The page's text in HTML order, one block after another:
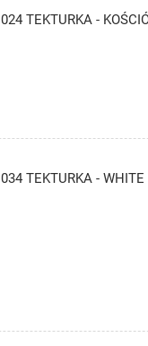
024 TEKTURKA -
034 TEKTURKA -